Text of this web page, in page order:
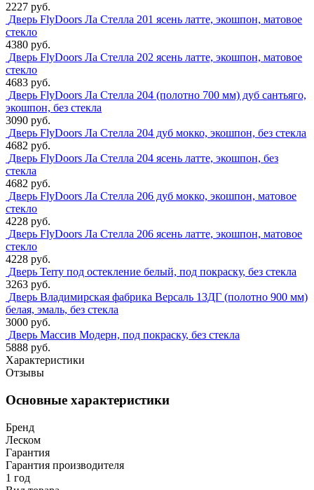
2227 руб.
Дверь FlyDoors Ла Стелла 201 ясень латте, экошпон, матовое
стекло
4380 руб.
Дверь FlyDoors Ла Стелла 202 ясень латте, экошпон, матовое
стекло
4683 руб.
Дверь FlyDoors Ла Стелла 204 (полотно 700 мм) дуб сантьяго,
экошпон, без стекла
3090 руб.
Дверь FlyDoors Ла Стелла 204 дуб мокко, экошпон, без стекла
4682 руб.
Дверь FlyDoors Ла Стелла 204 ясень латте, экошпон, без
стекла
4682 руб.
Дверь FlyDoors Ла Стелла 206 дуб мокко, экошпон, матовое
стекло
4228 руб.
Дверь FlyDoors Ла Стелла 206 ясень латте, экошпон, матовое
стекло
4228 руб.
Дверь Terry под остекление белый, под покраску, без стекла
3263 руб.
Дверь Владимирская фабрика Версаль 13ДГ (полотно 900 мм)
белая, эмаль, без стекла
3000 руб.
Дверь Массив Модерн, под покраску, без стекла
5888 руб.
Характеристики
Отзывы
Основные характеристики
Бренд
Леском
Гарантия
Гарантия производителя
1 год